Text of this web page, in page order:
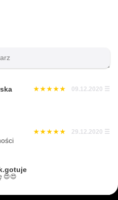
09.12.2020 ☰
29.12.2020 ☰
😍😍